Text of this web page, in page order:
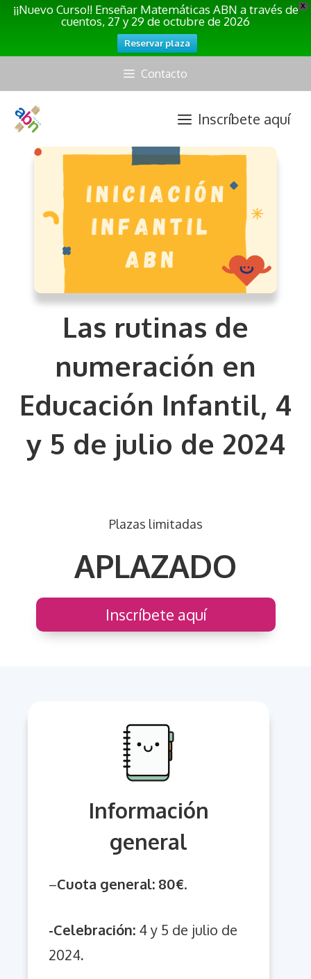
X
¡¡Nuevo Curso!! Enseñar Matemáticas ABN a través de
cuentos, 27 y 29 de octubre de 2026
Reservar plaza
contenido
Contacto
Inscríbete aquí
Las rutinas de
numeración en
Educación Infantil, 4
y 5 de julio de 2024
Plazas limitadas
APLAZADO
Inscríbete aquí
Información
general
–Cuota general: 80€.
-Celebración: 4 y 5 de julio de
2024.